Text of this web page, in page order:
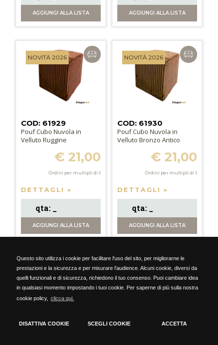
Questo sito utilizza i cookie per facilitare l'uso del sito, per migliorarne le
prestazioni e la sicurezza e per misurare l'audience. Alcuni cookie, diversi da
quelli funzionali e di sicurezza, richiedono il tuo consenso. Puoi cambiare idea
in qualsiasi momento impostando i tuoi cookie. Per saperne di più sulla nostra
cookie policy,
clicca qui.
DISATTIVA COOKIE SCEGLI COOKIE ACCETTA
AGGIUNGIALLA LISTA AGGIUNGI ALLA LISTA
NOVITÀ 2026
COD: 61929
Pouf Cubo Nuvola in
Velluto Ruggine
€ 21,00
Ordini per multipli di 1
DETTAGLI »
AGGIUNGIALLA LISTA
NOVITÀ 2026
COD: 61930
Pouf Cubo Nuvola in
Velluto Bronzo Antico
€ 21,00
Ordini per multipli di 1
DETTAGLI »
AGGIUNGI ALLA LISTA
NOVITÀ 2026 NOVITÀ 2026